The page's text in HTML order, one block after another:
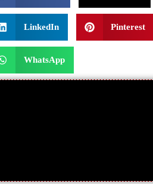
LinkedIn Pinterest
WhatsApp